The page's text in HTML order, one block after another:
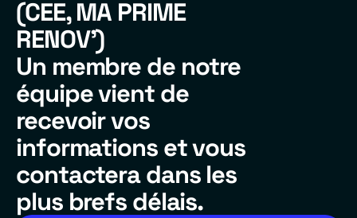
(CEE, MA PRIME
RENOV')
Un membre de notre
équipe vient de
recevoir vos
informations et vous
contactera dans les
plus brefs délais.